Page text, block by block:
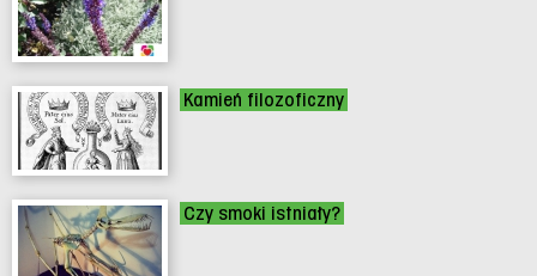
Kamień filozoficzny
Czy smoki istniały?